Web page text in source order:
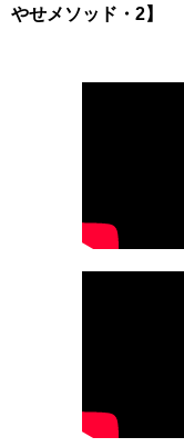
やせメソッド・2】